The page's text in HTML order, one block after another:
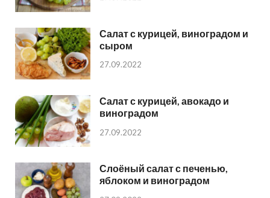
Салат с курицей, виноградом и
сыром
27.09.2022
Салат с курицей, авокадо и
виноградом
27.09.2022
Слоёный салат с печенью,
яблоком и виноградом